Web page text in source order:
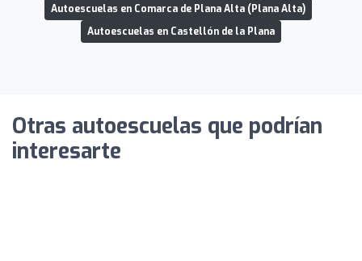
Autoescuelas en Comarca de Plana Alta (Plana Alta)
Autoescuelas en Castellón de la Plana
Otras autoescuelas que podrían
interesarte